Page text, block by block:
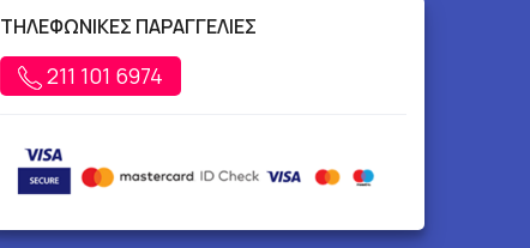
ΤΗΛΕΦΩΝΙΚΕΣ ΠΑΡΑΓΓΕΛΙΕΣ
211 101 6974